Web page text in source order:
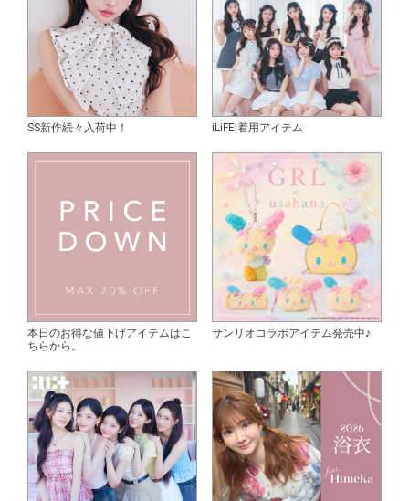
SS新作続々入荷中！ iLiFE!着用アイテム
本日のお得な値下げアイテムはこ
ちらから。
サンリオコラボアイテム発売中♪